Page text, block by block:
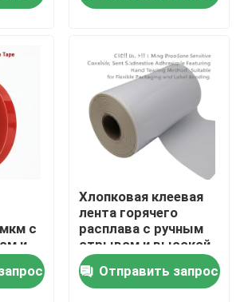
клейкую ленту
длиной для
с
и
Хлопковая клеевая
лента горячего
расплава с ручным
отрывом и высокой
адгезией для гибкой
упаковки и
склеивания этикеток
Отправить запрос